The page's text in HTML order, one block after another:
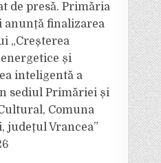
de presă. Primăria
anunță finalizarea
„Creșterea
și
inteligentă a
sediul Primăriei și
Comuna
județul Vrancea”